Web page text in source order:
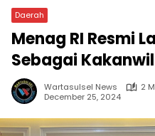
Daerah
Menag RI Resmi
Sebagai
Wartasulsel News
2
December 25, 2024